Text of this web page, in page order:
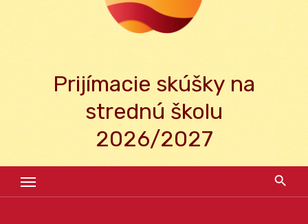
Prijímacie skúšky na
strednú školu
2026/2027